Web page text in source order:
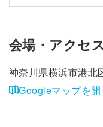
会場・アクセス
神奈川県横浜市港北
Googleマップを開